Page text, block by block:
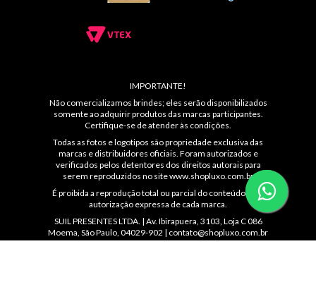
IMPORTANTE!
Não comercializamos brindes; eles serão disponibilizados
somente ao adquirir produtos das marcas participantes.
Certifique-se de atender às condições.
Todas as fotos e logotipos são propriedade exclusiva das
marcas e distribuidores oficiais. Foram autorizados e
verificados pelos detentores dos direitos autorais para
serem reproduzidos no sitewww.shopluxo.com.br
É proibida a reprodução total ou parcial do conteúdo sem
autorização expressa de cada marca.
SUIL PRESENTES LTDA. | Av. Ibirapuera, 3103, Loja C 086
Moema, São Paulo, 04029-902 | contato@shopluxo.com.br